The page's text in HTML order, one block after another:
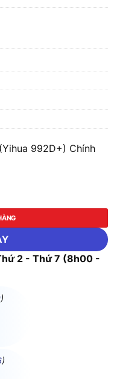
992D+) Chính
992D+) số lượng
2 - Thứ 7 (8h00 -
)
)